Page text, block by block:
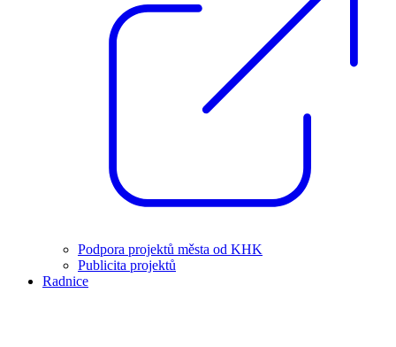
Podpora projektů města od KHK
Publicita projektů
Radnice